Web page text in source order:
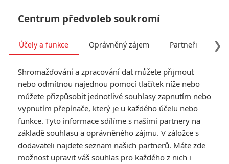
Oscary složily velkou
poklonu pracovníkům
erotického průmyslu
Centrum předvoleb soukromí
❯
Účely a funkce Oprávněný zájem Partneři
Shromažďování a zpracování dat můžete přijmout
nebo odmítnou najednou pomocí tlačítek níže nebo
můžete přizpůsobit jednotlivé souhlasy zapnutím nebo
vypnutím přepínače, který je u každého účelu nebo
funkce. Tyto informace sdílíme s našimi partnery na
základě souhlasu a oprávněného zájmu. V záložce s
dodavateli najdete seznam našich partnerů. Máte zde
možnost upravit váš souhlas pro každého z nich i